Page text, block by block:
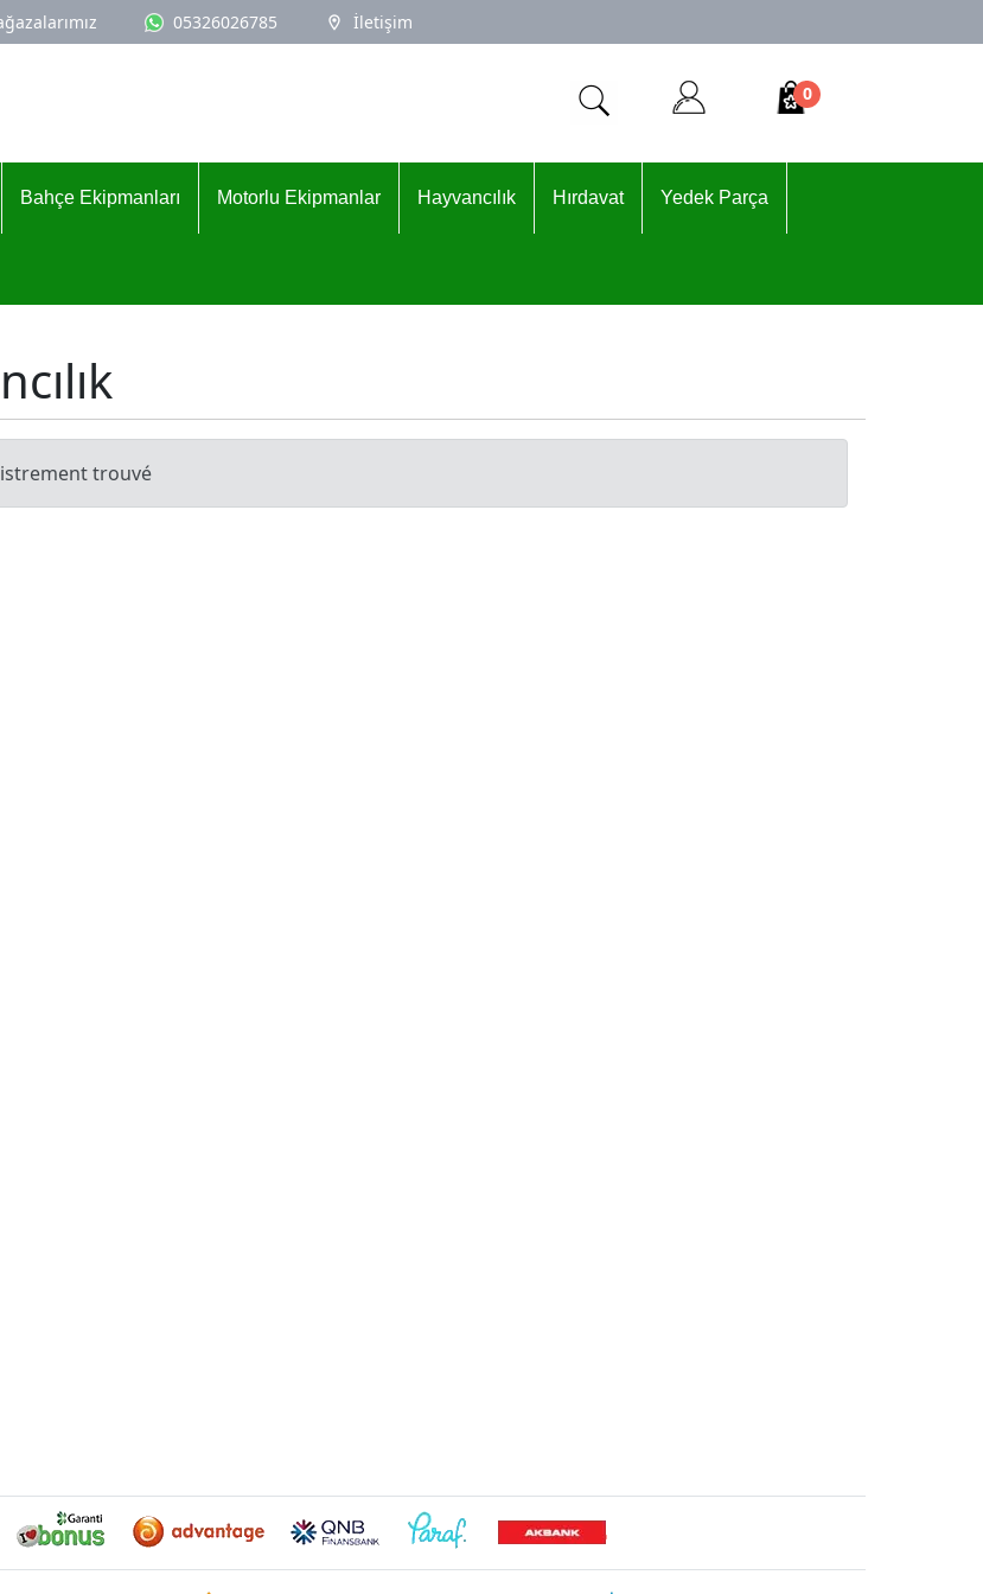
05326026785 İletişim
0
Bahçe Ekipmanları Motorlu Ekipmanlar Hayvancılık Hırdavat Yedek Parça
trouvé